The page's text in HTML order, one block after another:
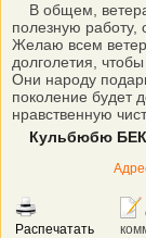
В общем,
полезную работу,
Желаю всем
долголетия,
Они народу
поколение будет
нравственную
Кульбюбю
Распечатать